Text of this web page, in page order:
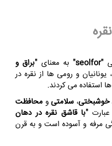
"seolfor" به معنای "براق و
و رومی‌ ها از نقره در
استفاده می‌ کردند.
خوشبختی، سلامتیو محافظت
"با قاشق نقره در دهان
مرفه و آسوده است و به قرن